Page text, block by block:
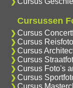
Cursussen
Cursus
Cursus
Cursus
Cursus
Cursus Foto's
Cursus